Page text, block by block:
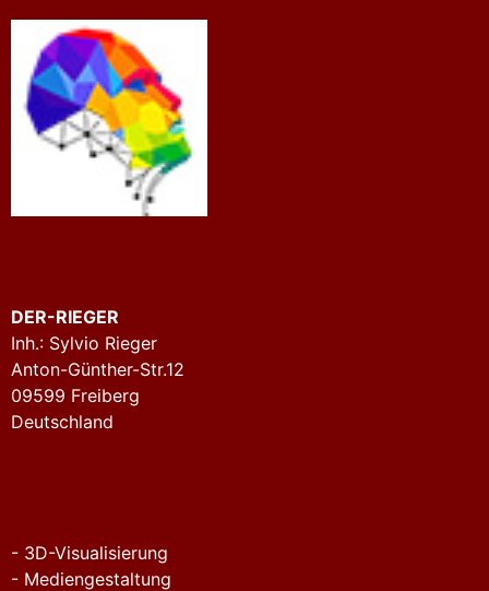
DER-RIEGER
Inh.: Sylvio Rieger
Anton-Günther-Str.12
09599 Freiberg
Deutschland
- 3D-Visualisierung
- Mediengestaltung